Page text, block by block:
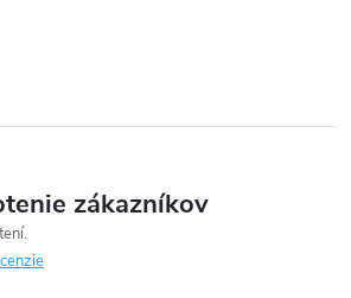
zákazníkov